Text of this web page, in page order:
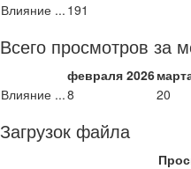
Влияние ... 191
Всего просмотров за
февраля 2026
Влияние ...8 20
Загрузок файла